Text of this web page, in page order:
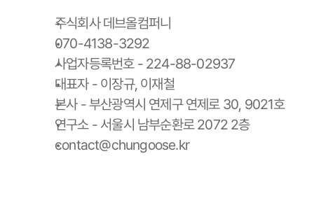
주식회사 데브올컴퍼니
070-4138-3292
사업자등록번호 - 224-88-02937
대표자 - 이장규, 이재철
본사 - 부산광역시 연제구 연제로 30, 9021호
연구소 - 서울시 남부순환로 2072 2층
contact@chungoose.kr